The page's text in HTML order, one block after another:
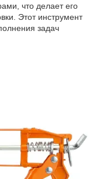
что делает его
Этот инструмент
задач